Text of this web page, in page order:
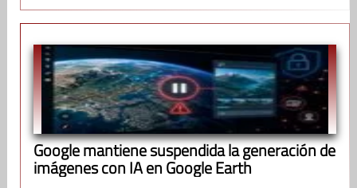
Google mantiene suspendida la generación de
imágenes con IA en Google Earth